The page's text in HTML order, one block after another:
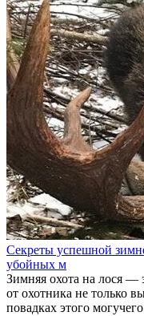
Секреты успешной
убойных м
Зимняя охота на лося —
от охотника не только
повадках этого